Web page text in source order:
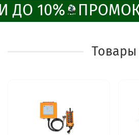
ДО 10%
Товары